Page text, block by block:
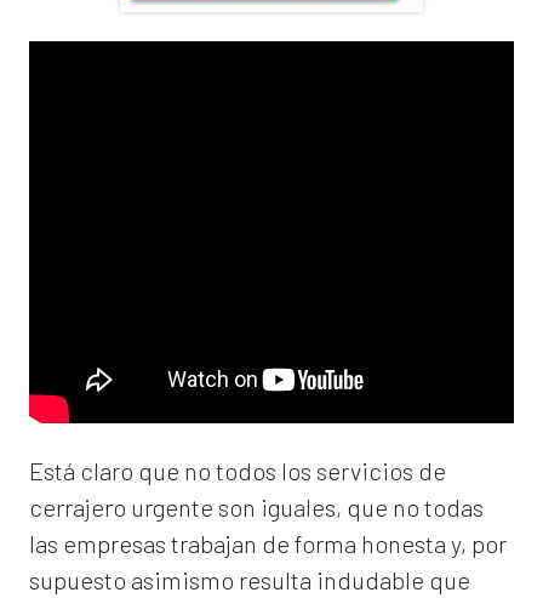
Está claro que no todos los servicios de
cerrajero urgente son iguales, que no todas
las empresas trabajan de forma honesta y, por
supuesto asimismo resulta indudable que